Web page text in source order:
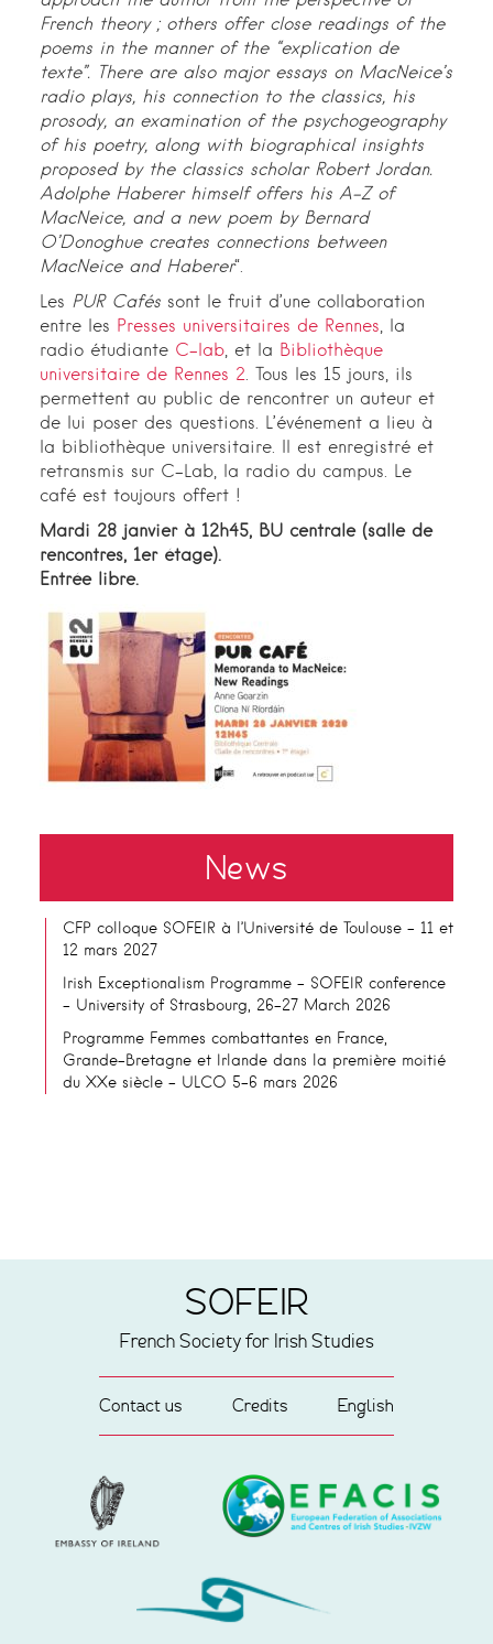
French theory ; others offer close readings of the
poems in the manner of the “explication de
texte”. There are also major essays on MacNeice’s
radio plays, his connection to the classics, his
prosody, an examination of the psychogeography
of his poetry, along with biographical insights
proposed by the classics scholar Robert Jordan.
Adolphe Haberer himself offers his A-Z of
MacNeice, and a new poem by Bernard
O’Donoghue creates connections between
MacNeice and Haberer“.
Les PUR Caféssont le fruit d’une collaboration
entre les Presses universitaires de Rennes, la
radio étudiante C-lab, et la Bibliothèque
universitaire de Rennes 2. Tous les 15 jours, ils
permettent au public de rencontrer un auteur et
de lui poser des questions. L’événement a lieu à
la bibliothèque universitaire. Il est enregistré et
retransmis sur C-Lab, la radio du campus. Le
café est toujours offert !
Mardi 28 janvier à 12h45, BU centrale (salle de
rencontres, 1er étage).
Entrée libre.
News
CFP colloque SOFEIR à l’Université de Toulouse – 11 et
12 mars 2027
Irish Exceptionalism Programme – SOFEIR conference
– University of Strasbourg, 26-27 March 2026
Programme Femmes combattantes en France,
Grande-Bretagne et Irlande dans la première moitié
du XXe siècle – ULCO 5-6 mars 2026
SOFEIR
French Society for Irish Studies
Contact us Credits English